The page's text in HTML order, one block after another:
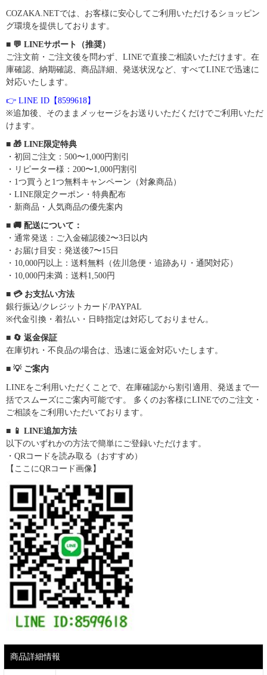
COZAKA.NETでは、お客様に安心してご利用いただけるショッピン
グ環境を提供しております。
■ 💬 LINEサポート（推奨）
ご注文前・ご注文後を問わず、LINEで直接ご相談いただけます。在
庫確認、納期確認、商品詳細、発送状況など、すべてLINEで迅速に
対応いたします。
👉 LINE ID【8599618】
※追加後、そのままメッセージをお送りいただくだけでご利用いただ
けます。
■ 🎁 LINE限定特典
・初回ご注文：500〜1,000円割引
・リピーター様：200〜1,000円割引
・1つ買うと1つ無料キャンペーン（対象商品）
・LINE限定クーポン・特典配布
・新商品・人気商品の優先案内
■ 🚚 配送について：
・通常発送：ご入金確認後2〜3日以内
・お届け目安：発送後7〜15日
・10,000円以上：送料無料（佐川急便・追跡あり・通関対応）
・10,000円未満：送料1,500円
■ 💳 お支払い方法
銀行振込/クレジットカード/PAYPAL
※代金引換・着払い・日時指定は対応しておりません。
■ 🔄 返金保証
在庫切れ・不良品の場合は、迅速に返金対応いたします。
■ 💡 ご案内
LINEをご利用いただくことで、在庫確認から割引適用、発送まで一
括でスムーズにご案内可能です。 多くのお客様にLINEでのご注文・
ご相談をご利用いただいております。
■ 📱 LINE追加方法
以下のいずれかの方法で簡単にご登録いただけます。
・QRコードを読み取る（おすすめ）
【ここにQRコード画像】
商品詳細情報